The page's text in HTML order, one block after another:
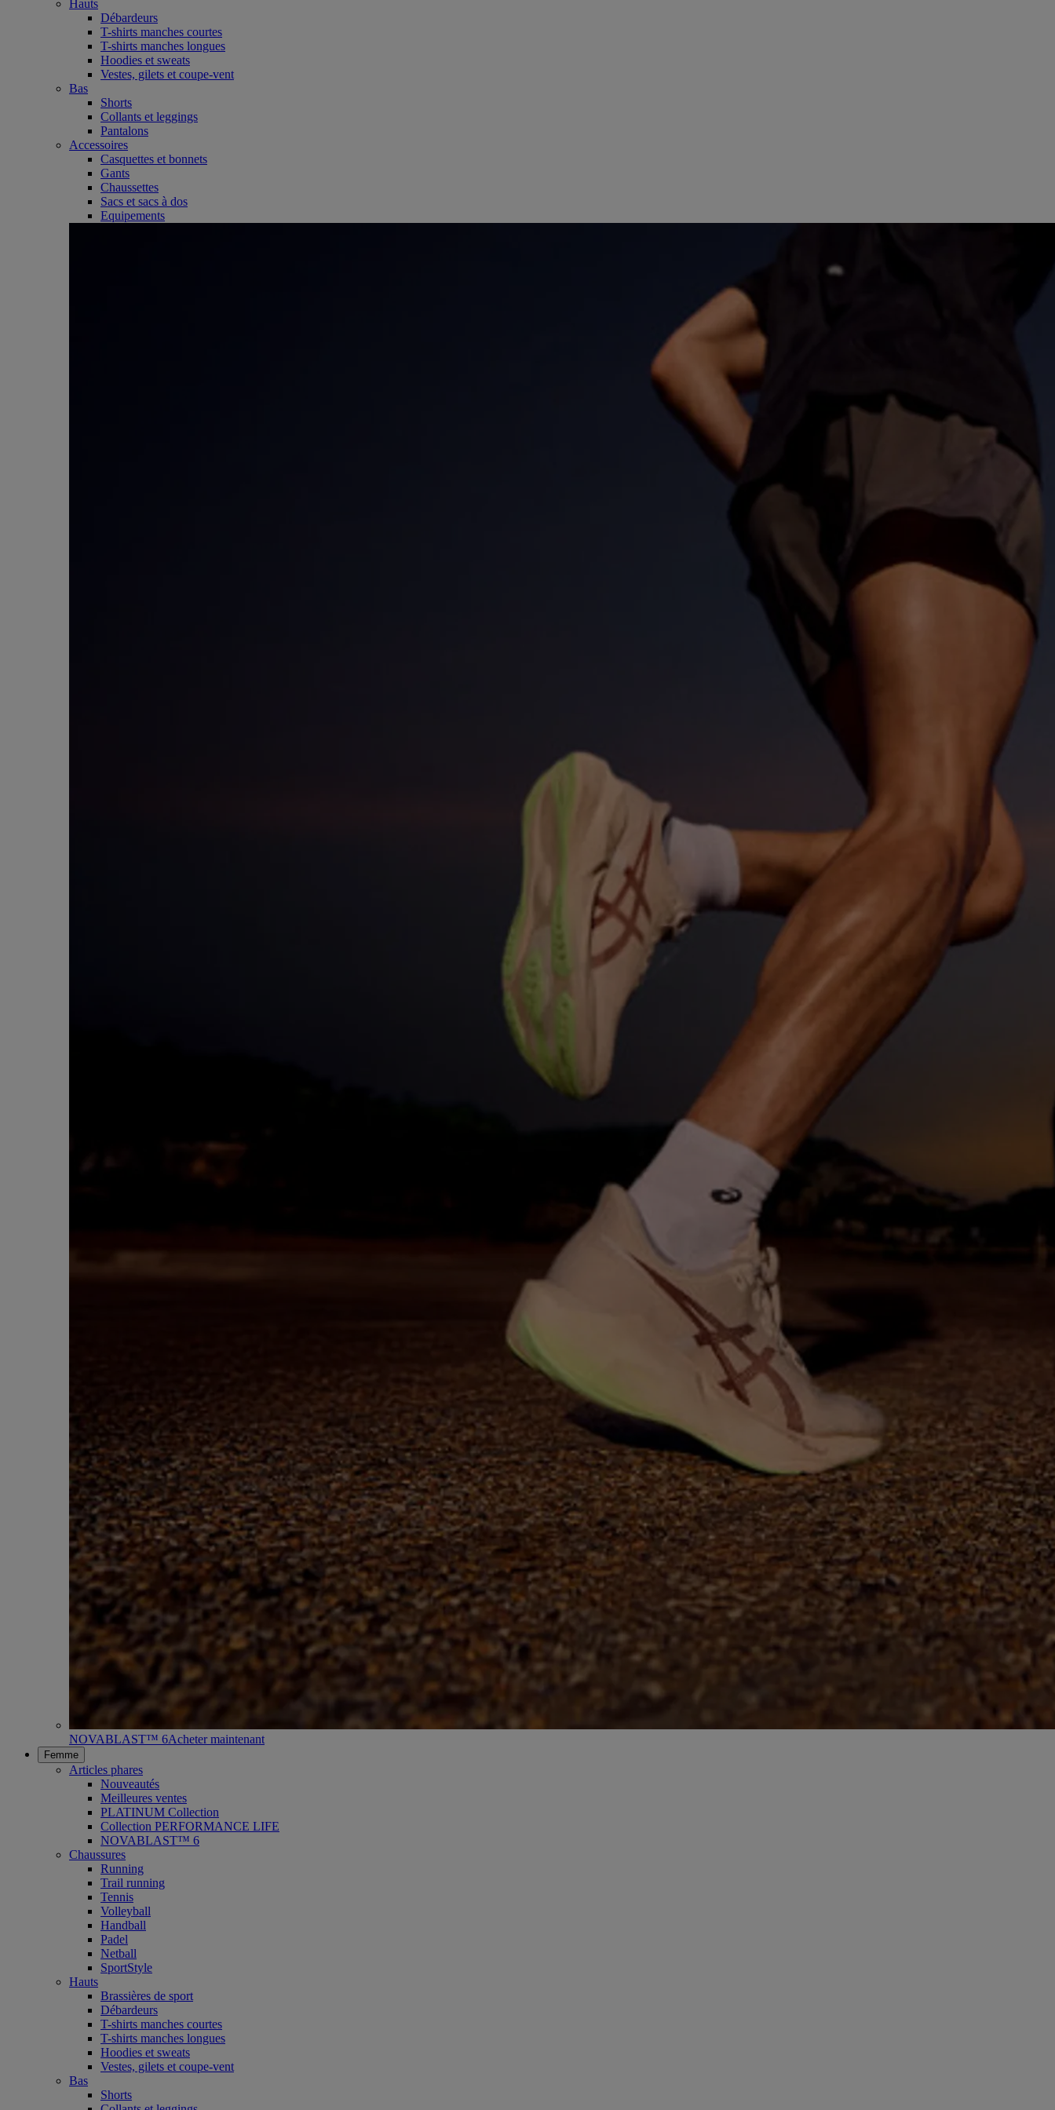
Hauts
Débardeurs
T-shirts manches courtes
T-shirts manches longues
Hoodies et sweats
Vestes, gilets et coupe-vent
Bas
Shorts
Collants et leggings
Pantalons
Accessoires
Casquettes et bonnets
Gants
Chaussettes
Sacs et sacs à dos
Equipements
NOVABLAST™ 6Acheter maintenant
Femme
Articles phares
Nouveautés
Meilleures ventes
PLATINUM Collection
Collection PERFORMANCE LIFE
NOVABLAST™ 6
Chaussures
Running
Trail running
Tennis
Volleyball
Handball
Padel
Netball
SportStyle
Hauts
Brassières de sport
Débardeurs
T-shirts manches courtes
T-shirts manches longues
Hoodies et sweats
Vestes, gilets et coupe-vent
Bas
Shorts